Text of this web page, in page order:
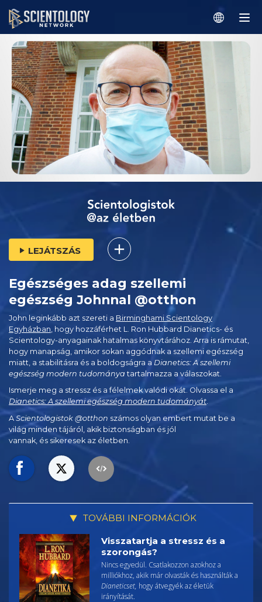
LEJÁTSZÁS
Egészséges adag szellemi
egészség Johnnal @otthon
John leginkább azt szereti a Birminghami Scientology
Egyházban , hogy hozzáférhet L. Ron Hubbard Dianetics- és
Scientology-anyagainak hatalmas könyvtárához. Arra is rámutat,
hogy manapság, amikor sokan aggódnak a szellemi egészség
miatt, a stabilitásra és a boldogságra a Dianetics: A szellemi
egészség modern tudománya tartalmazza a válaszokat.
Ismerje meg a stressz és a félelmek valódi okát. Olvassa el a
Dianetics: A szellemi egészség modern tudományát.
A Scientologistok @otthon számos olyan embert mutat be a
világ minden tájáról, akik biztonságban és jól
vannak, és sikeresek az életben.
TOVÁBBI INFORMÁCIÓK
Visszatartja a stressz és a
szorongás?
Nincs egyedül. Csatlakozzon azokhoz a
milliókhoz, akik már olvasták és használták a
Dianeticset, hogy átvegyék az életük
irányítását.